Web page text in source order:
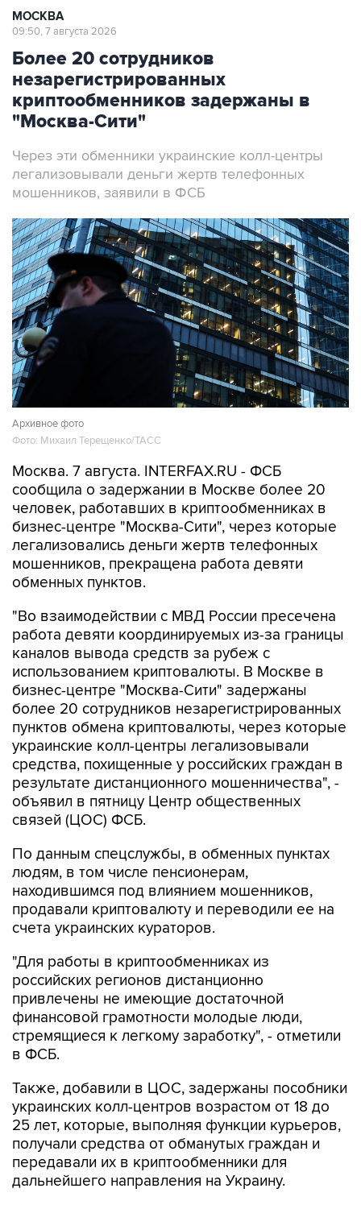
МОСКВА
09:50, 7 августа 2026
Более 20 сотрудников
незарегистрированных
криптообменников задержаны в
"Москва-Сити"
Через эти обменники украинские колл-центры
легализовывали деньги жертв телефонных
мошенников, заявили в ФСБ
Архивное фото
Фото: Михаил Терещенко/ТАСС
Москва. 7 августа. INTERFAX.RU - ФСБ
сообщила о задержании в Москве более 20
человек, работавших в криптообменниках в
бизнес-центре "Москва-Сити", через которые
легализовались деньги жертв телефонных
мошенников, прекращена работа девяти
обменных пунктов.
"Во взаимодействии с МВД России пресечена
работа девяти координируемых из-за границы
каналов вывода средств за рубеж с
использованием криптовалюты. В Москве в
бизнес-центре "Москва-Сити" задержаны
более 20 сотрудников незарегистрированных
пунктов обмена криптовалюты, через которые
украинские колл-центры легализовывали
средства, похищенные у российских граждан в
результате дистанционного мошенничества", -
объявил в пятницу Центр общественных
связей (ЦОС) ФСБ.
По данным спецслужбы, в обменных пунктах
людям, в том числе пенсионерам,
находившимся под влиянием мошенников,
продавали криптовалюту и переводили ее на
счета украинских кураторов.
"Для работы в криптообменниках из
российских регионов дистанционно
привлечены не имеющие достаточной
финансовой грамотности молодые люди,
стремящиеся к легкому заработку", - отметили
в ФСБ.
Также, добавили в ЦОС, задержаны пособники
украинских колл-центров возрастом от 18 до
25 лет, которые, выполняя функции курьеров,
получали средства от обманутых граждан и
передавали их в криптообменники для
дальнейшего направления на Украину.